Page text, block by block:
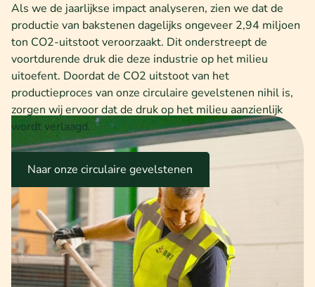
Als we de jaarlijkse impact analyseren, zien we dat de
productie van bakstenen dagelijks ongeveer 2,94 miljoen
ton CO2-uitstoot veroorzaakt. Dit onderstreept de
voortdurende druk die deze industrie op het milieu
uitoefent. Doordat de CO2 uitstoot van het
productieproces van onze circulaire gevelstenen nihil is,
zorgen wij ervoor dat de druk op het milieu aanzienlijk
wordt verlaagd.
Naar onze circulaire gevelstenen